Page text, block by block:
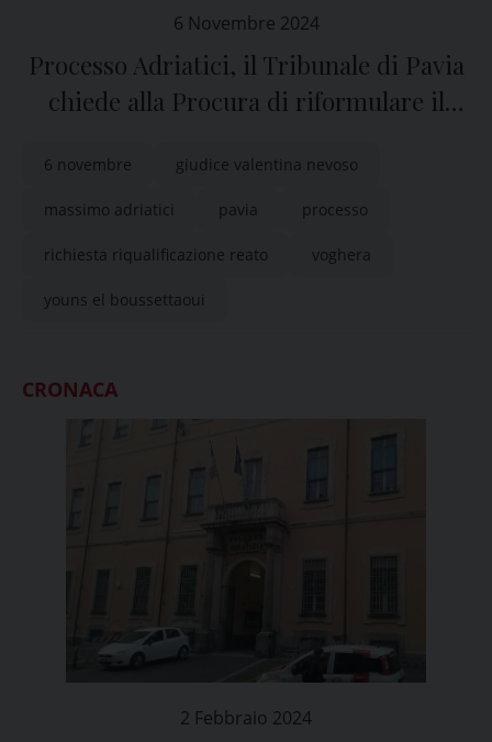
6 Novembre 2024
Processo Adriatici, il Tribunale di Pavia
chiede alla Procura di riformulare il
6 novembre giudice valentina nevoso
massimo adriatici pavia processo
richiesta riqualificazione reato voghera
youns el boussettaoui
CRONACA
2 Febbraio 2024